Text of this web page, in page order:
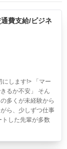
費支給/ビジネ
にします!> 「マー
るか不安」 そん
多くが未経験から
ら、少しずつ仕事
した先輩が多数